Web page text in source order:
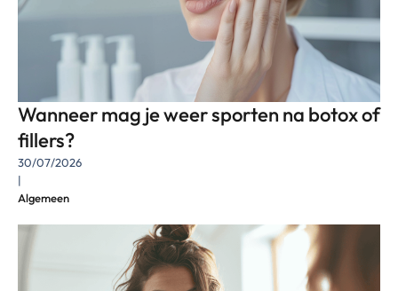
Wanneer mag je weer sporten na botox of
fillers?
30/07/2026
|
Algemeen